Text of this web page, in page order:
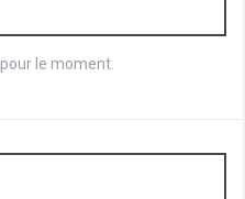
pour le moment.